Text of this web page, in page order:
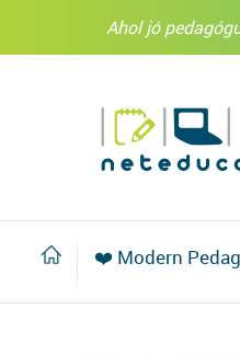
Ahol jó
❤️ Modern